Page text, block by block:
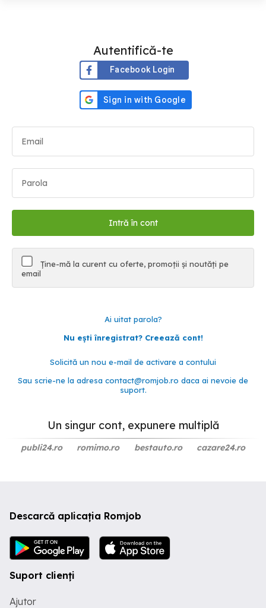
Autentifică-te
Facebook Login
Ține-mă la curent cu oferte, promoții și noutăți pe
email
Ai uitat parola?
Nu ești înregistrat? Creează cont!
Solicită un nou e-mail de activare a contului
Sau scrie-ne la adresa contact@romjob.ro daca ai nevoie de
suport.
Un singur cont, expunere multiplă
publi24.ro romimo.ro bestauto.ro cazare24.ro
Descarcă aplicația Romjob
Suport clienți
Ajutor